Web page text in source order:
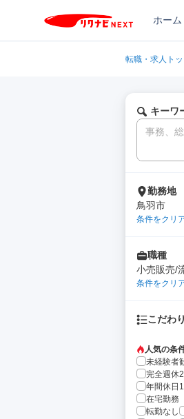
ホーム
転職・求人ト
キーワ
勤務地
鳥羽市
条件をクリ
職種
小売販売/
条件をクリ
こだわ
人気の条
未経験者
完全週休
年間休日
在宅勤務
転勤なし